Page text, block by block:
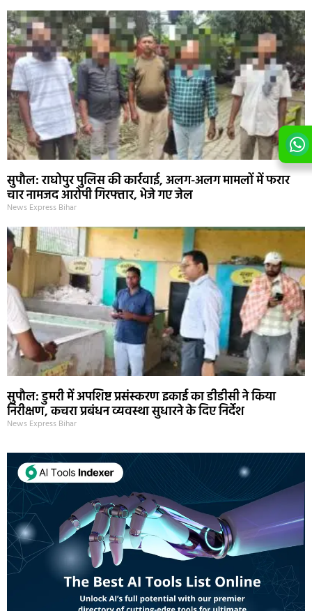
सुपौल: राघोपुर पुलिस की कार्रवाई, अलग-अलग मामलों में फरार
चार नामजद आरोपी गिरफ्तार, भेजे गए जेल
News Express Bihar
सुपौल: डुमरी में अपशिष्ट प्रसंस्करण इकाई का डीडीसी ने किया
निरीक्षण, कचरा प्रबंधन व्यवस्था सुधारने के दिए निर्देश
News Express Bihar